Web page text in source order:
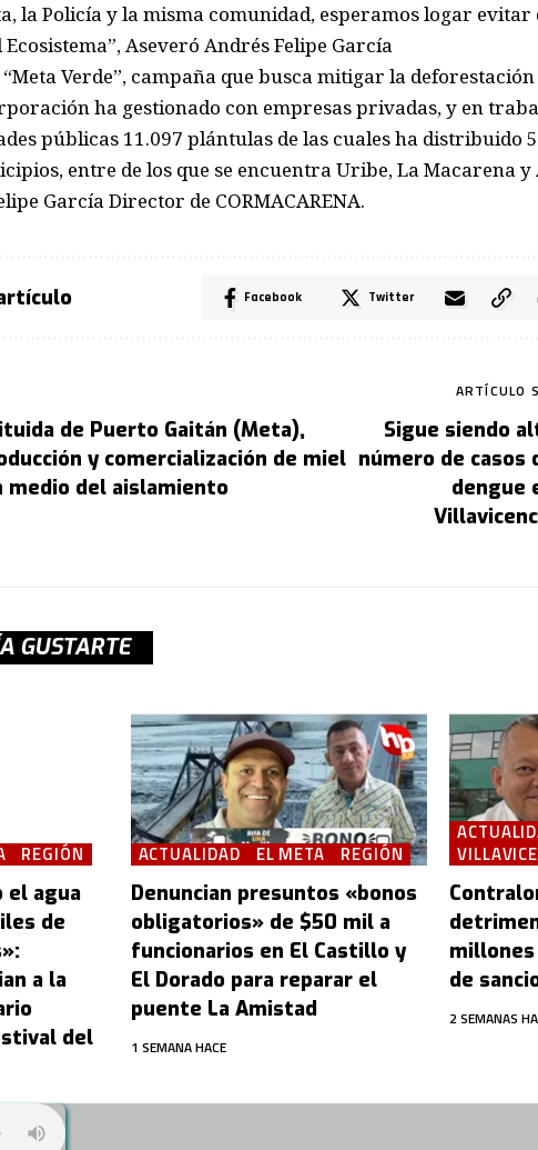
la Policía y la misma comunidad, esperamos logar evitar
Aseveró Andrés Felipe García
Verde”, campaña que busca mitigar la deforestación
ha gestionado con empresas privadas, y en
públicas 11.097 plántulas de las cuales ha distribuido
entre de los que se encuentra Uribe, La Macarena y
García Director de CORMACARENA.
Facebook Twitter
de Puerto Gaitán (Meta),
y comercialización de miel
medio del aislamiento
ARTÍCULO
Sigue siendo
número de casos
dengue
GUSTARTE
REGIÓN
el agua
de
a la
del
ACTUALIDAD EL META REGIÓN
Denuncian presuntos «bonos
obligatorios» de $50 mil a
funcionarios en El Castillo y
El Dorado para reparar el
puente La Amistad
1 SEMANA HACE
millones
de
2 SEMANAS